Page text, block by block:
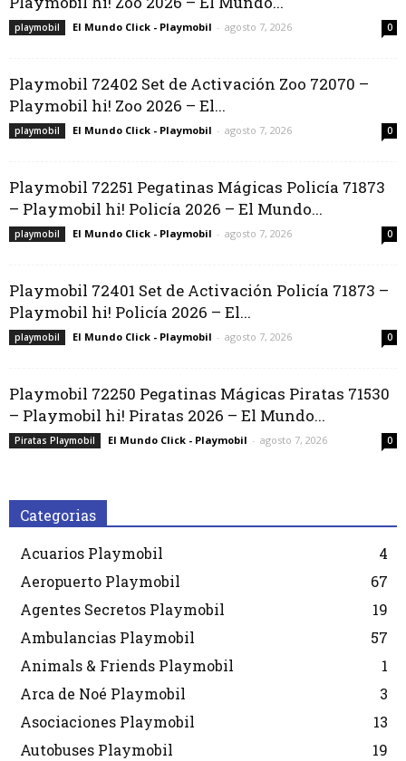
playmobil El Mundo Click - Playmobil - agosto 7, 2026 0
Playmobil 72402 Set de Activación Zoo 72070 –
Playmobil hi! Zoo 2026 – El...
playmobil El Mundo Click - Playmobil - agosto 7, 2026 0
Playmobil 72251 Pegatinas Mágicas Policía 71873
– Playmobil hi! Policía 2026 – El Mundo...
playmobil El Mundo Click - Playmobil - agosto 7, 2026 0
Playmobil 72401 Set de Activación Policía 71873 –
Playmobil hi! Policía 2026 – El...
playmobil El Mundo Click - Playmobil - agosto 7, 2026 0
Playmobil 72250 Pegatinas Mágicas Piratas 71530
– Playmobil hi! Piratas 2026 – El Mundo...
Piratas Playmobil El Mundo Click - Playmobil - agosto 7, 2026 0
Categorias
Acuarios Playmobil
4
Aeropuerto Playmobil
67
Agentes Secretos Playmobil
19
Ambulancias Playmobil
57
Animals & Friends Playmobil
1
Arca de Noé Playmobil
3
Asociaciones Playmobil
13
Autobuses Playmobil
19